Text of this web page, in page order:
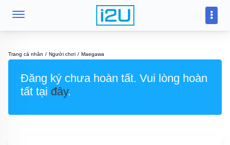
Trang cá nhân Người chơi Maegawa
Đăng ký chưa hoàn tất. Vui lòng hoàn
tất tại đây.